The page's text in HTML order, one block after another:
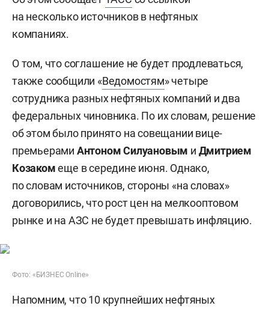
на несколько источников в нефтяных
компаниях.
О том, что соглашение не будет продлеваться,
также сообщили «Ведомостям» четыре
сотрудника разных нефтяных компаний и два
федеральных чиновника. По их словам, решение
об этом было принято на совещании вице-
премьерами Антоном Силуановым и Дмитрием
Козакомеще в середине июня. Однако,
по словам источников, стороны «на словах»
договорились, что рост цен на мелкооптовом
рынке и на АЗС не будет превышать инфляцию.
Фото: «БИЗНЕС Online»
Напомним, что 10 крупнейших нефтяных